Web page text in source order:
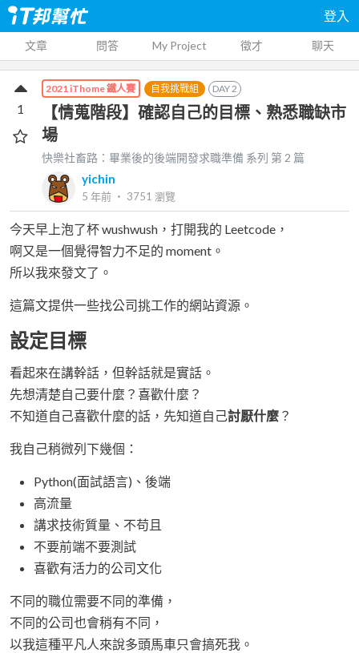
登入
文章 問答 My Project 徵才 聊天
2021 iThome 鐵人賽 自我挑戰組 DAY2
【情蒐階段】確認自己的目標、熟悉職缺市
場
快樂社畜路：畢業後的後端開發求職準備 系列 第2 篇
yichin
5 年前 ‧ 3751 瀏覽
1
今天早上泡了杯 wushwush，打開我的 Leetcode，
啊又是一個覺得智力不足的 moment。
所以我來發文了。
這篇文提供一些找公司挑工作的網站資源。
設定目標
看起來在講幹話，但幹話就是實話。
先想清楚自己要什麼？喜歡什麼？
不知道自己喜歡什麼的話，先知道自己討厭什麼 ？
我自己稍微列下幾個：
Python(面試語言)、後端
高流量
講求技術質量、不苟且
不要前端不要測試
喜歡有活力的公司文化
不同的職位需要不同的準備，
不同的公司也會稍有不同，
以我這種平凡人來說多頭馬車只會搞死我。